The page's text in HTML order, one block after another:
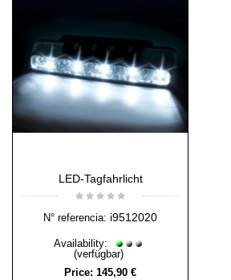
LED-Tagfahrlicht
N° referencia: i9512020
Availability:
(verfügbar)
Price: 145,90 €